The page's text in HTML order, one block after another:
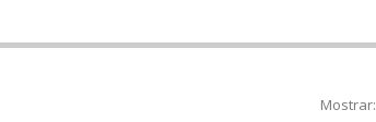
Mostrar: